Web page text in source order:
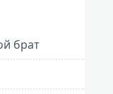
брат